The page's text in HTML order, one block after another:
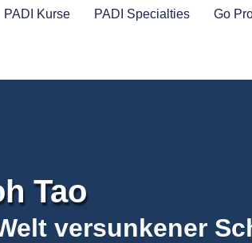
PADI Kurse PADI Specialties Go
Tao
versunkener